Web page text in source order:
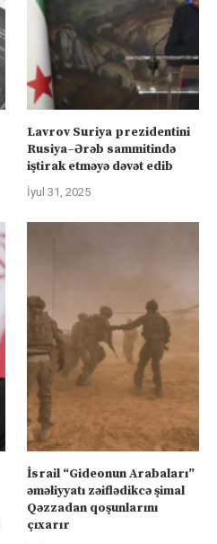
Lavrov Suriya prezidentini
Rusiya–Ərəb sammitində
iştirak etməyə dəvət edib
İyul 31, 2025
İsrail “Gideonun Arabaları”
əməliyyatı zəiflədikcə şimal
Qəzzadan qoşunlarını
çıxarır